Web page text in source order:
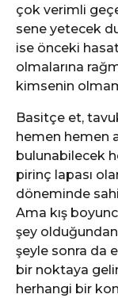
çok verimli
sene yetecek
ise önceki
olmalarına
kimsenin
Basitçe et,
hemen hemen
bulunabilecek
pirinç lapası
döneminde
Ama kış
şey
şeyle sonra da
bir noktaya
herhangi bir